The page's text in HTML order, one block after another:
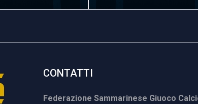
CONTATTI
Federazione Sammarinese Giuoco